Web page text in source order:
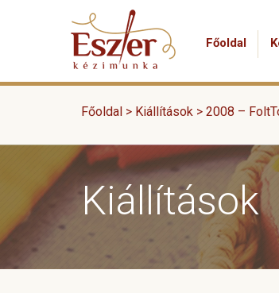
Főoldal
Főoldal > Kiállítások > 2008 –
Kiállítások